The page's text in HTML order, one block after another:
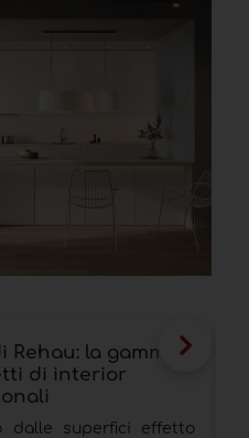
la gamma
di interior
dalle superfici effetto